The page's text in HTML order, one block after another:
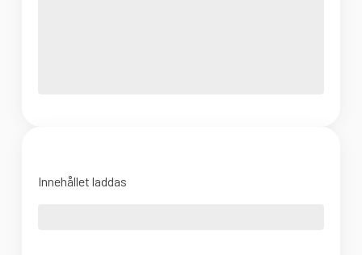
Innehållet laddas